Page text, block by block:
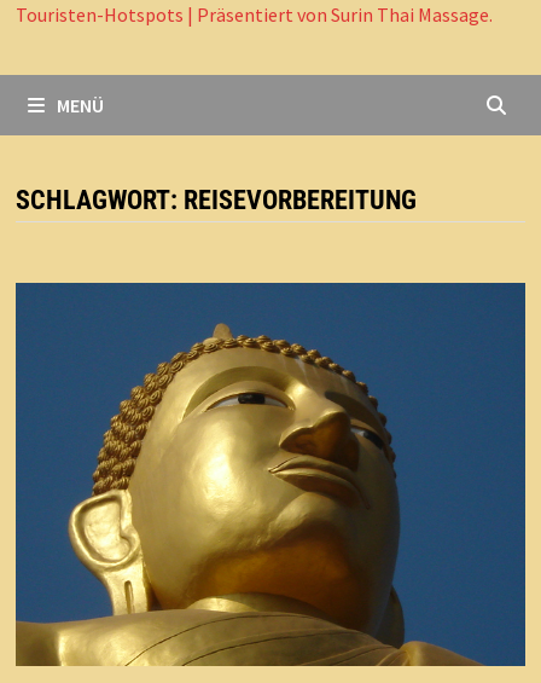
Touristen-Hotspots | Präsentiert von Surin Thai Massage.
MENÜ
SCHLAGWORT: REISEVORBEREITUNG